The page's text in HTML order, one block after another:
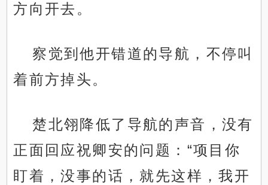
方向开去。
察觉到他开错道的导航，不停叫
着前方掉头。
楚北翎降低了导航的声音，没有
正面回应祝卿安的问题：“项目你
盯着，没事的话，就先这样，我开